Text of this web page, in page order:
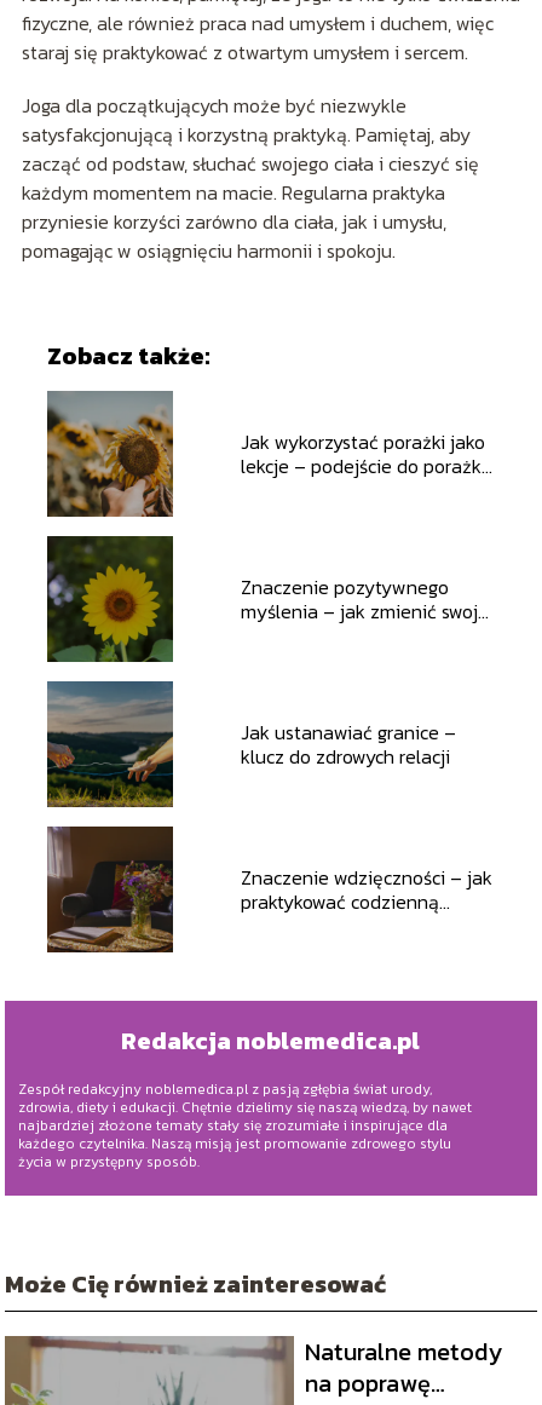
fizyczne, ale również praca nad umysłem i duchem, więc
staraj się praktykować z otwartym umysłem i sercem.
Joga dla początkujących może być niezwykle
satysfakcjonującą i korzystną praktyką. Pamiętaj, aby
zacząć od podstaw, słuchać swojego ciała i cieszyć się
każdym momentem na macie. Regularna praktyka
przyniesie korzyści zarówno dla ciała, jak i umysłu,
pomagając w osiągnięciu harmonii i spokoju.
Zobacz także:
Jak wykorzystać porażki jako
lekcje – podejście do porażki
Znaczenie pozytywnego
myślenia – jak zmienić swoje
Jak ustanawiać granice –
klucz do zdrowych relacji
Znaczenie wdzięczności – jak
praktykować codzienną
Redakcja noblemedica.pl
Zespół redakcyjny noblemedica.pl z pasją zgłębia świat urody,
zdrowia, diety i edukacji. Chętnie dzielimy się naszą wiedzą, by nawet
najbardziej złożone tematy stały się zrozumiałe i inspirujące dla
każdego czytelnika. Naszą misją jest promowanie zdrowego stylu
życia w przystępny sposób.
Może Cię również zainteresować
Naturalne metody
na poprawę